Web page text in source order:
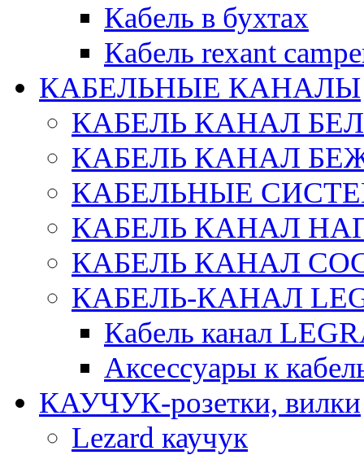
Кабель в бухтах
Кабель rexant
КАБЕЛЬНЫЕ КАНАЛЫ
КАБЕЛЬ КАНАЛ
КАБЕЛЬ КАНАЛ
КАБЕЛЬНЫЕ
КАБЕЛЬ КАНАЛ
КАБЕЛЬ КАНАЛ
КАБЕЛЬ-КАНАЛ
Кабель канал
Аксессуары к
КАУЧУК-розетки, вилки
Lezard каучук